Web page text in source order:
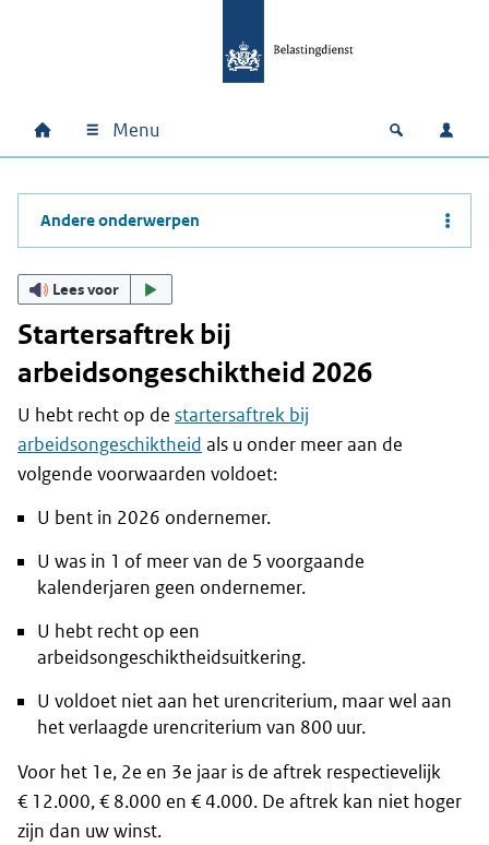
Hoofdnavigatie
Home Menu Open
Andere onderwerpen
Lees voor
Startersaftrek bij
arbeidsongeschiktheid 2026
U hebt recht op de startersaftrek bij
arbeidsongeschiktheid als u onder meer aan de
volgende voorwaarden voldoet:
U bent in 2026 ondernemer.
U was in 1 of meer van de 5 voorgaande
kalenderjaren geen ondernemer.
U hebt recht op een
arbeidsongeschiktheidsuitkering.
U voldoet niet aan het urencriterium, maar wel aan
het verlaagde urencriterium van 800 uur.
Voor het 1e, 2e en 3e jaar is de aftrek respectievelijk
€ 12.000, € 8.000 en € 4.000. De aftrek kan niet hoger
zijn dan uw winst.